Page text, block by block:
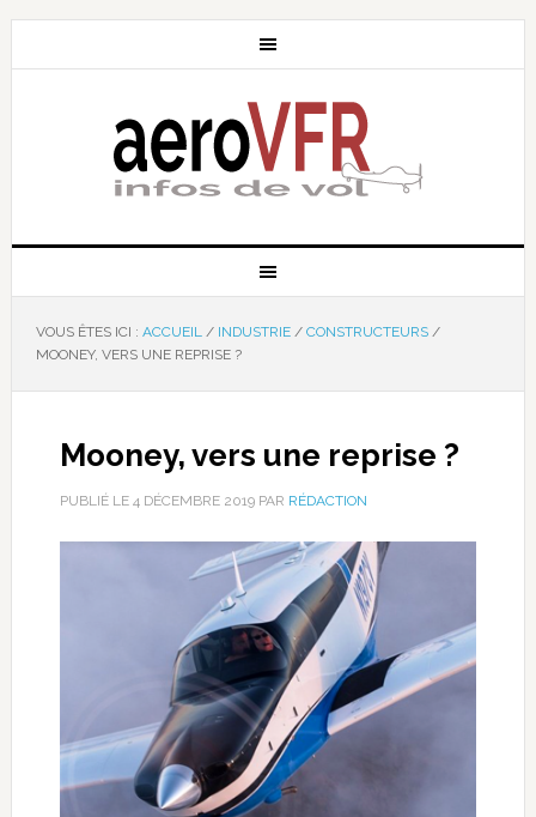
VOUS ÊTES ICI : ACCUEIL / INDUSTRIE / CONSTRUCTEURS /
MOONEY, VERS UNE REPRISE ?
Mooney, vers une reprise ?
PUBLIÉ LE 4 DÉCEMBRE 2019PAR RÉDACTION